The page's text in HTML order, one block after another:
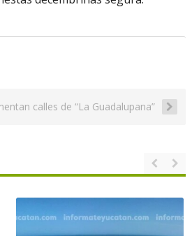
calles de “La Guadalupana”